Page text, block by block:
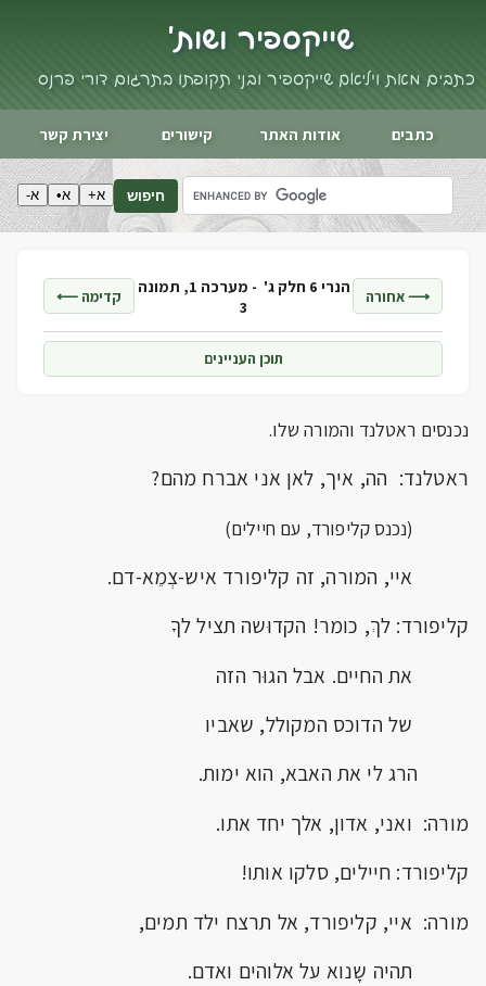
שייקספיר ושות'
כתבים מאת ויליאם שייקספיר ובני תקופתו בתרגום דורי פרנס
כתבים אודות האתר קישורים יצירת קשר
חיפוש א+ א• א-
⟶ אחורה הנרי 6 חלק ג' -
מערכה 1, תמונה
3
קדימה ⟵
תוכן העניינים
נכנסים ראטלנד והמורה שלו.
ראטלנד: הה, איך, לאן אני אברח מהם?
(נכנס קליפורד, עם חיילים)
איי, המורה, זה קליפורד איש-צְמֵא-דם.
קליפורד: לךְ, כומר! הקדוּשה תציל לךָ
את החיים. אבל הגוּר הזה
של הדוכס המקולל, שאביו
הרג לי את האבא, הוא ימות.
מורה: ואני, אדון, אלך יחד אתו.
קליפורד: חיילים, סלקו אותו!
מורה: איי, קליפורד, אל תרצח ילד תמים,
תהיה שָנוא על אלוהים ואדם.